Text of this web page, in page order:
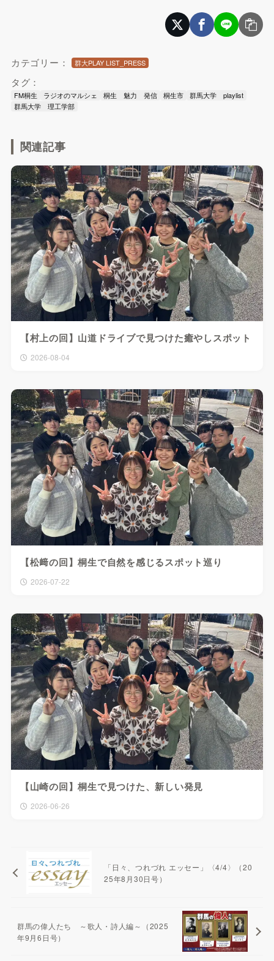
カテゴリー： 群大PLAY LIST_PRESS
タグ：
FM桐生 ラジオのマルシェ 桐生 魅力 発信 桐生市
群馬大学 playlist
群馬大学 理工学部
関連記事
【村上の回】山道ドライブで見つけた癒やしスポット
2026-08-04
【松﨑の回】桐生で自然を感じるスポット巡り
2026-07-22
【山崎の回】桐生で見つけた、新しい発見
2026-06-26
「日々、つれづれ エッセー」〈4/4〉（20
25年8月30日号）
群馬の偉人たち ～歌人・詩人編～（2025
年9月6日号）